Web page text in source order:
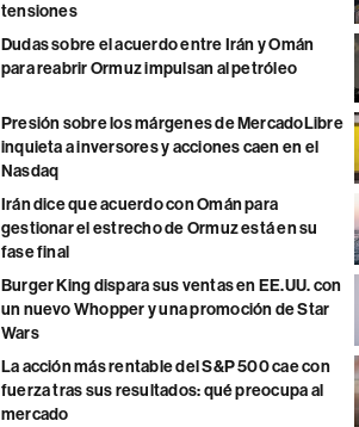
tensiones
Dudas sobre el acuerdo entre Irán y Omán
para reabrir Ormuz impulsan al petróleo
Presión sobre los márgenes de MercadoLibre
inquieta a inversores y acciones caen en el
Nasdaq
Irán dice que acuerdo con Omán para
gestionar el estrecho de Ormuz está en su
fase final
Burger King dispara sus ventas en EE.UU. con
un nuevo Whopper y una promoción de Star
Wars
La acción más rentable del S&P 500 cae con
fuerza tras sus resultados: qué preocupa al
mercado